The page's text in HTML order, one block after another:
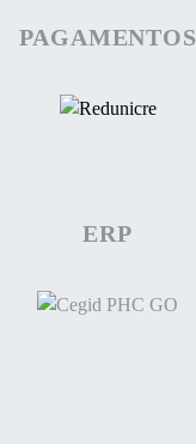
PAGAMENTOS
ERP